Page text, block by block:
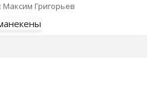
Максим Григорьев